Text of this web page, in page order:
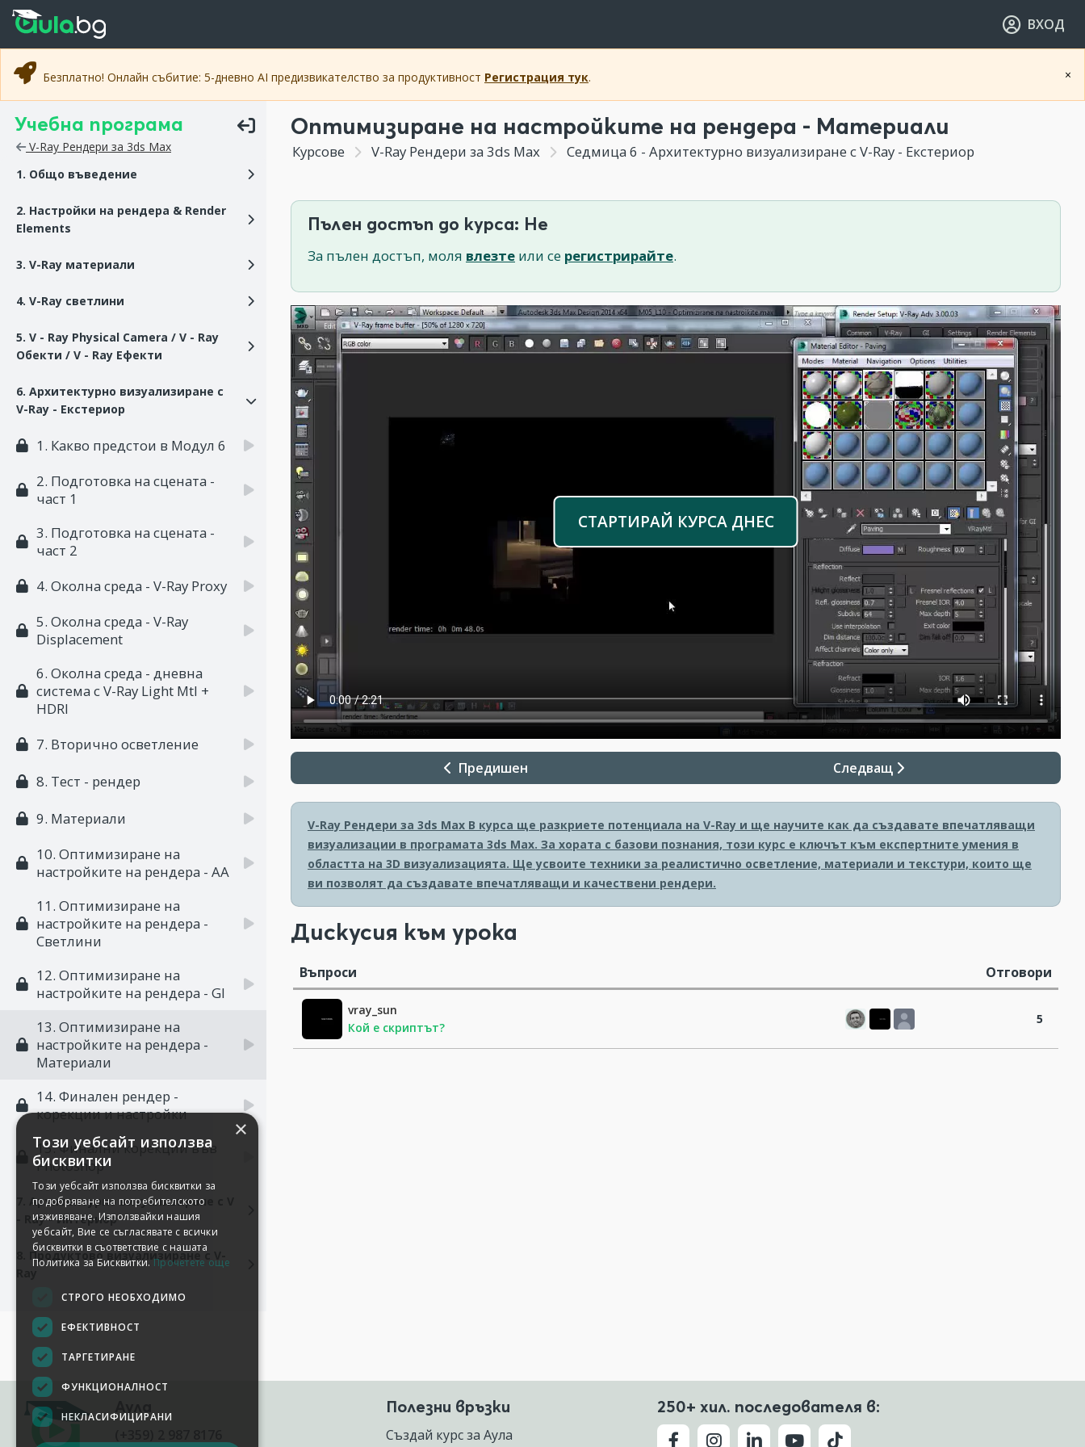
Прескочи към основното съдържание
Прескочи към навигацията
ВХОД
×
Безплатно! Онлайн събитие: 5-дневно AI предизвикателство за продуктивност Регистрация тук.
Учебна програма
V-Ray Рендери за 3ds Max
1. Общо въведение
2. Настройки на рендера & Render
Elements
3. V-Ray материали
4. V-Ray светлини
5. V - Ray Physical Camera / V - Ray
Обекти / V - Ray Ефекти
6. Архитектурно визуализиране с
V-Ray - Екстериор
1. Какво предстои в Модул 6
2. Подготовка на сцената -
част 1
3. Подготовка на сцената -
част 2
4. Околна среда - V-Ray Proxy
5. Околна среда - V-Ray
Displacement
6. Околна среда - дневна
система с V-Ray Light Mtl +
HDRI
7. Вторично осветлeние
8. Тест - рендер
9. Материали
10. Оптимизиране на
настройките на рендера - АА
11. Оптимизиране на
настройките на рендера -
Светлини
12. Оптимизиране на
настройките на рендера - GI
13. Оптимизиране на
настройките на рендера -
Материали
14. Финален рендер -
корекции и настройки
15. Финални корекции във
Photoshop
7. Архитектурно визуализиране с V
- Ray - Интериор
8. Продуктово визуализиране с V-
Оптимизиране на настройките на рендера - Материали
Курсове V-Ray Рендери за 3ds Max Седмица 6 - Архитектурно визуализиране с V-Ray - Екстериор
Пълен достъп до курса: Не
За пълен достъп, моля влезте или се регистрирайте.
СТАРТИРАЙ КУРСА ДНЕС
Предишен Следващ
V-Ray Рендери за 3ds Max В курса ще разкриете потенциала на V-Ray и ще научите как да създавате впечатляващи
визуализации в програмата 3ds Max. За хората с базови познания, този курс е ключът към експертните умения в
областта на 3D визуализацията. Ще усвоите техники за реалистично осветление, материали и текстури, които ще
ви позволят да създавате впечатляващи и качествени рендери.
Дискусия към урока
Въпроси Отговори
vray_sun
Кой е скриптът?
5
Полезни връзки
Създай курс за Аула
250+ хил. последователя в:
×
Този уебсайт използва
бисквитки
Този уебсайт използва бисквитки за
подобряване на потребителското
изживяване. Използвайки нашия
уебсайт, Вие се съгласявате с всички
бисквитки в съответствие с нашата
Политика за Бисквитки. Прочетете още
СТРОГО НЕОБХОДИМО
ЕФЕКТИВНОСТ
ТАРГЕТИРАНЕ
ФУНКЦИОНАЛНОСТ
НЕКЛАСИФИЦИРАНИ